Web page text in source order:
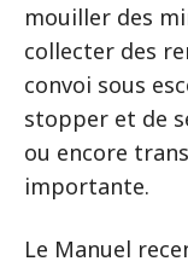
mouiller des
collecter des
convoi sous
stopper et de
ou encore
importante.
Le Manuel